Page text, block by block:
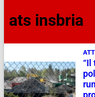
ats insbria
“Il